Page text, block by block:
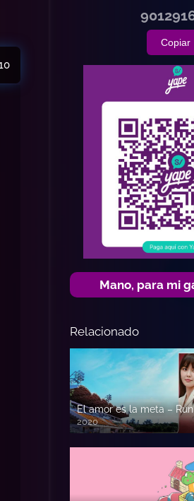
Copiar
Mano, para mi
Relacionado
El amor es la meta –
2020